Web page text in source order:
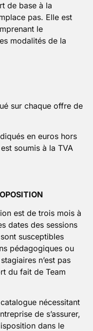
de base à la
pas. Elle est
le
modalités de la
sur chaque offre de
en euros hors
soumis à la TVA
est de trois mois à
dates des sessions
susceptibles
pédagogiques ou
n’est pas
du fait de Team
nécessitant
de s’assurer,
dans le